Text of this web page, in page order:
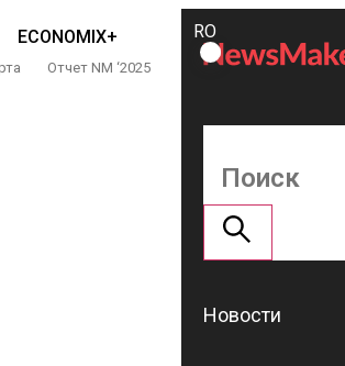
ECONOMIX+
Отчет NM ‘2025
ROMÂNĂ
RU
Поддержать
NM
Новости